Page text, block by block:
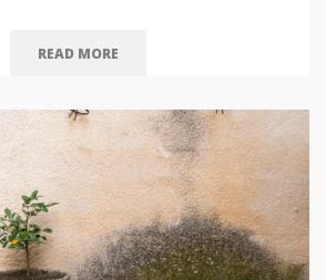
READ MORE